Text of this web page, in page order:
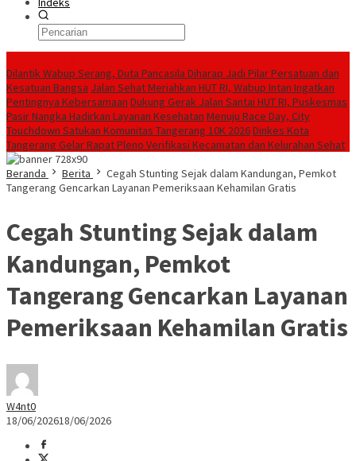
Dilantik Wabup Serang, Duta Pancasila Diharap Jadi Pilar Persatuan dan
Kesatuan Bangsa Jalan Sehat Meriahkan HUT RI, Wabup Intan Ingatkan
Pentingnya Kebersamaan Dukung Gerak Jalan Santai HUT RI, Puskesmas
Pasir Nangka Hadirkan Layanan Kesehatan Menuju Race Day, City
Touchdown Satukan Komunitas Tangerang 10K 2026Dinkes Kota
Tangerang Gelar Rapat Pleno Verifikasi Kecamatan dan Kelurahan Sehat
Beranda
Berita
Cegah Stunting Sejak dalam Kandungan, Pemkot
Tangerang Gencarkan Layanan Pemeriksaan Kehamilan Gratis
Cegah Stunting Sejak dalam
Kandungan, Pemkot
Tangerang Gencarkan Layanan
Pemeriksaan Kehamilan Gratis
W4nt0
18/06/202618/06/2026